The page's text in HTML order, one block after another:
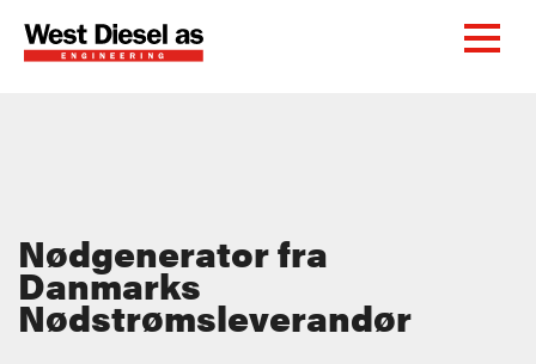
Nødgenerator fra
Danmarks
Nødstrømsleverandør